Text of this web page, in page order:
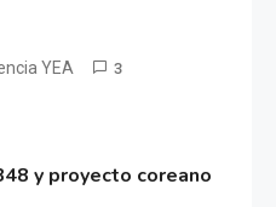
YEA 3
y proyecto coreano